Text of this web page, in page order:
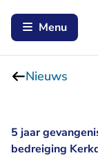
Menu
Nieuws
5 jaar
bedreiging